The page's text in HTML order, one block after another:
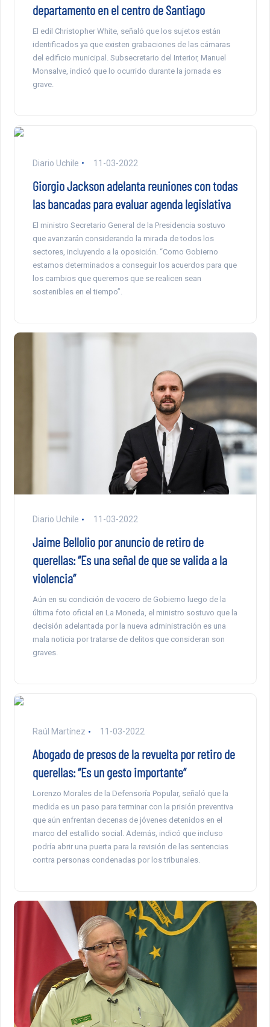
departamento en el centro de Santiago
El edil Christopher White, señaló que los sujetos están
identificados ya que existen grabaciones de las cámaras
del edificio municipal. Subsecretario del Interior, Manuel
Monsalve, indicó que lo ocurrido durante la jornada es
grave.
Diario Uchile 11-03-2022
Giorgio Jackson adelanta reuniones con todas
las bancadas para evaluar agenda legislativa
El ministro Secretario General de la Presidencia sostuvo
que avanzarán considerando la mirada de todos los
sectores, incluyendo a la oposición. “Como Gobierno
estamos determinados a conseguir los acuerdos para que
los cambios que queremos que se realicen sean
sostenibles en el tiempo”.
Diario Uchile 11-03-2022
Jaime Bellolio por anuncio de retiro de
querellas: “Es una señal de que se valida a la
violencia”
Aún en su condición de vocero de Gobierno luego de la
última foto oficial en La Moneda, el ministro sostuvo que la
decisión adelantada por la nueva administración es una
mala noticia por tratarse de delitos que consideran son
graves.
Raúl Martínez 11-03-2022
Abogado de presos de la revuelta por retiro de
querellas: “Es un gesto importante”
Lorenzo Morales de la Defensoría Popular, señaló que la
medida es un paso para terminar con la prisión preventiva
que aún enfrentan decenas de jóvenes detenidos en el
marco del estallido social. Además, indicó que incluso
podría abrir una puerta para la revisión de las sentencias
contra personas condenadas por los tribunales.